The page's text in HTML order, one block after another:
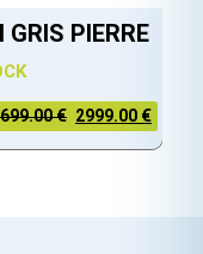
PIERRE
€ 2999.00 €